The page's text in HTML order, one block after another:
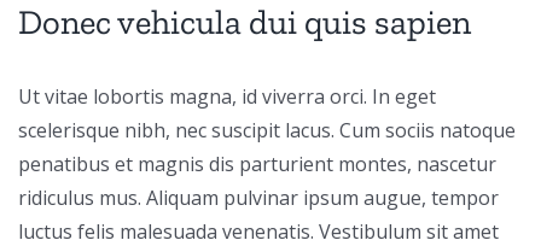
Donec vehicula dui quis sapien
Ut vitae lobortis magna, id viverra orci. In eget
scelerisque nibh, nec suscipit lacus. Cum sociis natoque
penatibus et magnis dis parturient montes, nascetur
ridiculus mus. Aliquam pulvinar ipsum augue, tempor
luctus felis malesuada venenatis. Vestibulum sit amet